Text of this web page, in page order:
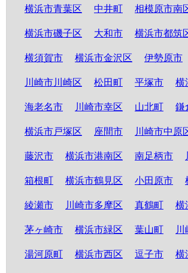
横浜市青葉区
中井町 相模原市南
横浜市磯子区 大和市 横浜市都筑
横須賀市 横浜市金沢区 伊勢原市
川崎市川崎区 松田町 平塚市 横
海老名市 川崎市幸区 山北町 鎌
横浜市戸塚区 座間市 川崎市中原
藤沢市 横浜市港南区 南足柄市
箱根町 横浜市鶴見区 小田原市
綾瀬市 川崎市多摩区 真鶴町 横
茅ヶ崎市 横浜市緑区 葉山町
湯河原町 横浜市西区 逗子市 横